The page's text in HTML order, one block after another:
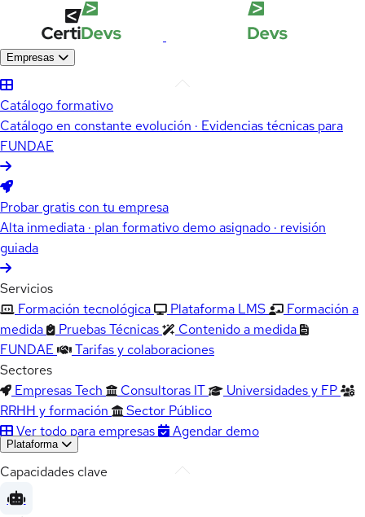
Empresas
Catálogo formativo
Catálogo en constante evolución · Evidencias técnicas para
FUNDAE
Probar gratis con tu empresa
Alta inmediata · plan formativo demo asignado · revisión
guiada
Servicios
Formación tecnológica
Plataforma LMS
Formación a
medida
Pruebas Técnicas
Contenido a medida
FUNDAE
Tarifas y colaboraciones
Sectores
Empresas Tech
Consultoras IT
Universidades y FP
RRHH y formación
Sector Público
Ver todo para empresas
Agendar demo
Plataforma
Capacidades clave